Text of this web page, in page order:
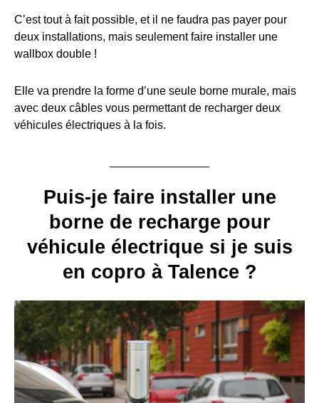
C’est tout à fait possible, et il ne faudra pas payer pour
deux installations, mais seulement faire installer une
wallbox double !
Elle va prendre la forme d’une seule borne murale, mais
avec deux câbles vous permettant de recharger deux
véhicules électriques à la fois.
Puis-je faire installer une
borne de recharge pour
véhicule électrique si je suis
en copro à Talence ?